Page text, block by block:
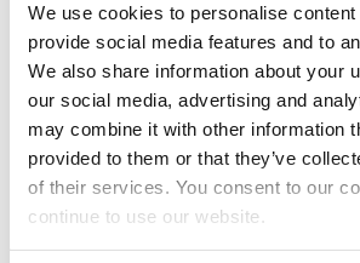
We use cookies to personalise
provide social media features and to
We also share information about your
our social media, advertising and
may combine it with other information
provided to them or that they’ve
of their services. You consent to our
continue to use our website.
VOTRE
L'AÉROPORT À LA
MEILLEURES